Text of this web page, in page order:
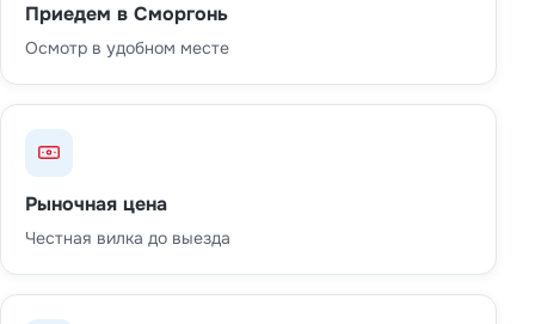
Приедем в Сморгонь
Осмотр в удобном месте
Рыночная цена
Честная вилка до выезда